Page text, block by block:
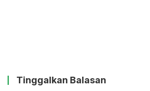
Tinggalkan Balasan